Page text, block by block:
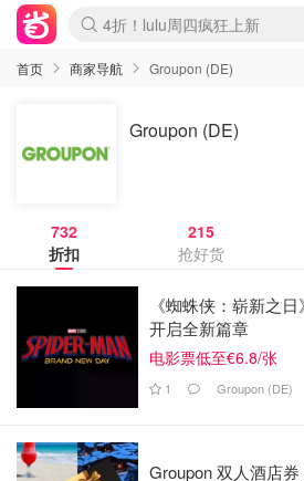
Boticinal 夏促开抢！
4折！lulu周四疯狂上新
还没结束！&OtherStories大促
Joybuy变相75折 随时失效
速领！Stanley独家85折
疑似霸哥！Camper额外叠85折
Zalando 奥莱闪促！每日更新
Moncler反季囤！5折起+叠9折
Coach Brooklyn仅€192
首页 商家导航 Groupon (DE)
Groupon (DE)
732
折扣
215
抢好货
《蜘蛛侠：崭新之
开启全新篇章
电影票低至€6.8/张
1 Groupon (DE)
Groupon 双人酒店